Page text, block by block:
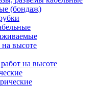
(бондаж)
высоте
на высоте